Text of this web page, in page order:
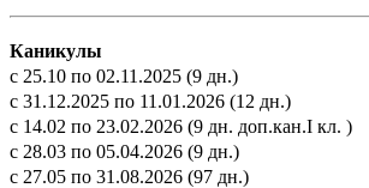
Каникулы
с 25.10 по 02.11.2025 (9 дн.)
с 31.12.2025 по 11.01.2026 (12 дн.)
с 14.02 по 23.02.2026 (9 дн. доп.кан.I кл. )
с 28.03 по 05.04.2026 (9 дн.)
с 27.05 по 31.08.2026 (97 дн.)